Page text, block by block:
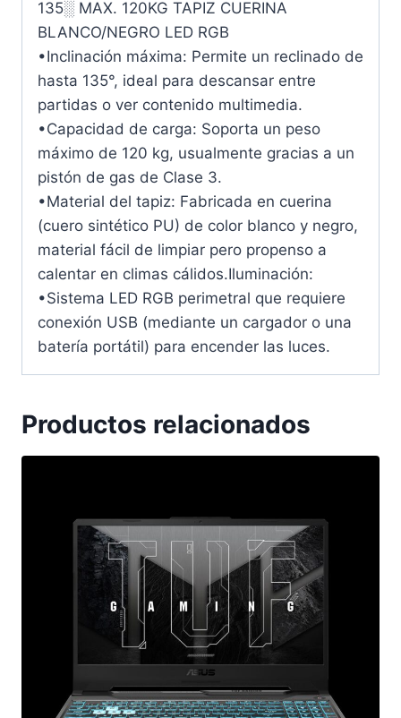
135░ MAX. 120KG TAPIZ CUERINA
BLANCO/NEGRO LED RGB
•Inclinación máxima: Permite un reclinado de
hasta 135°, ideal para descansar entre
partidas o ver contenido multimedia.
•Capacidad de carga: Soporta un peso
máximo de 120 kg, usualmente gracias a un
pistón de gas de Clase 3.
•Material del tapiz: Fabricada en cuerina
(cuero sintético PU) de color blanco y negro,
material fácil de limpiar pero propenso a
calentar en climas cálidos.Iluminación:
•Sistema LED RGB perimetral que requiere
conexión USB (mediante un cargador o una
batería portátil) para encender las luces.
Productos relacionados